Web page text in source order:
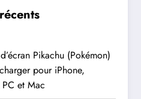
Pikachu (Pokémon)
pour iPhone,
et Mac